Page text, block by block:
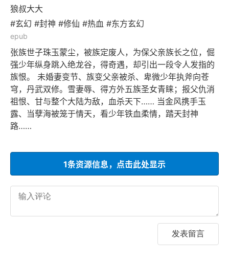
狼叔大大
#玄幻 #封神 #修仙 #热血 #东方玄幻
epub
张族世子珠玉蒙尘，被族定废人，为保父亲族长之位，倔
强少年纵身跳入绝龙谷，得奇遇，却引出一段令人发指的
族恨。 未婚妻变节、族变父亲被杀、卑微少年执斧向苍
穹，丹武双修。雪妻辱、得方外五族圣女青睐；报父仇消
祖恨、甘与整个大陆为敌，血杀天下…… 当金风携手玉
露、当孽海被笼于情天，看少年铁血柔情，踏天封神
路……
1条资源信息，点击此处显示
发表留言